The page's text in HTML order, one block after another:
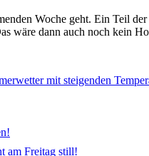
Woche geht. Ein Teil
wäre dann auch noch kein
mit steigenden
am Freitag still!